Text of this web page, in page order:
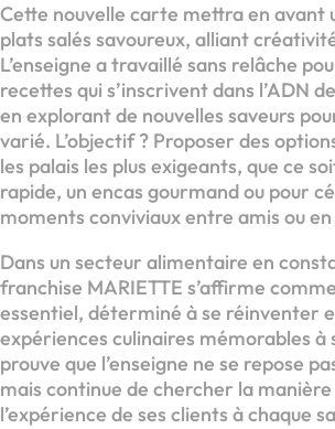
Cette nouvelle carte mettra en avant
plats salés savoureux, alliant
L’enseigne a travaillé sans relâche
recettes qui s’inscrivent dans l’ADN
en explorant de nouvelles saveurs
varié. L’objectif ? Proposer des
les palais les plus exigeants, que ce
rapide, un encas gourmand ou pour
moments conviviaux entre amis ou
Dans un secteur alimentaire en
franchise MARIETTE s’affirme
essentiel, déterminé à se réinventer
expériences culinaires mémorables à
prouve que l’enseigne ne se repose
mais continue de chercher la manière
l’expérience de ses clients à chaque